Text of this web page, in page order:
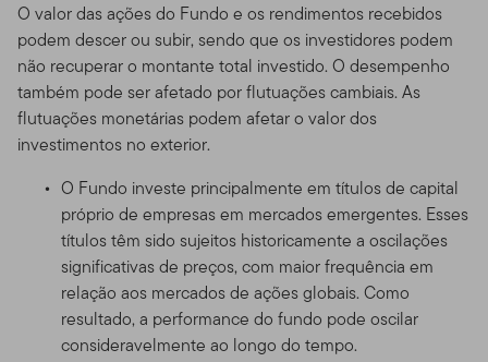
O valor das ações do Fundo e os rendimentos recebidos
podem descer ou subir, sendo que os investidores podem
não recuperar o montante total investido. O desempenho
também pode ser afetado por flutuações cambiais. As
flutuações monetárias podem afetar o valor dos
investimentos no exterior.
O Fundo investe principalmente em títulos de capital
próprio de empresas em mercados emergentes. Esses
títulos têm sido sujeitos historicamente a oscilações
significativas de preços, com maior frequência em
relação aos mercados de ações globais. Como
resultado, a performance do fundo pode oscilar
consideravelmente ao longo do tempo.